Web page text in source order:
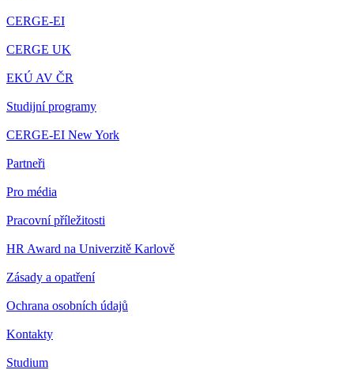
CERGE-EI
CERGE UK
EKÚ AV ČR
Studijní programy
CERGE-EI New York
Partneři
Pro média
Pracovní příležitosti
HR Award na Univerzitě Karlově
Zásady a opatření
Ochrana osobních údajů
Kontakty
Studium